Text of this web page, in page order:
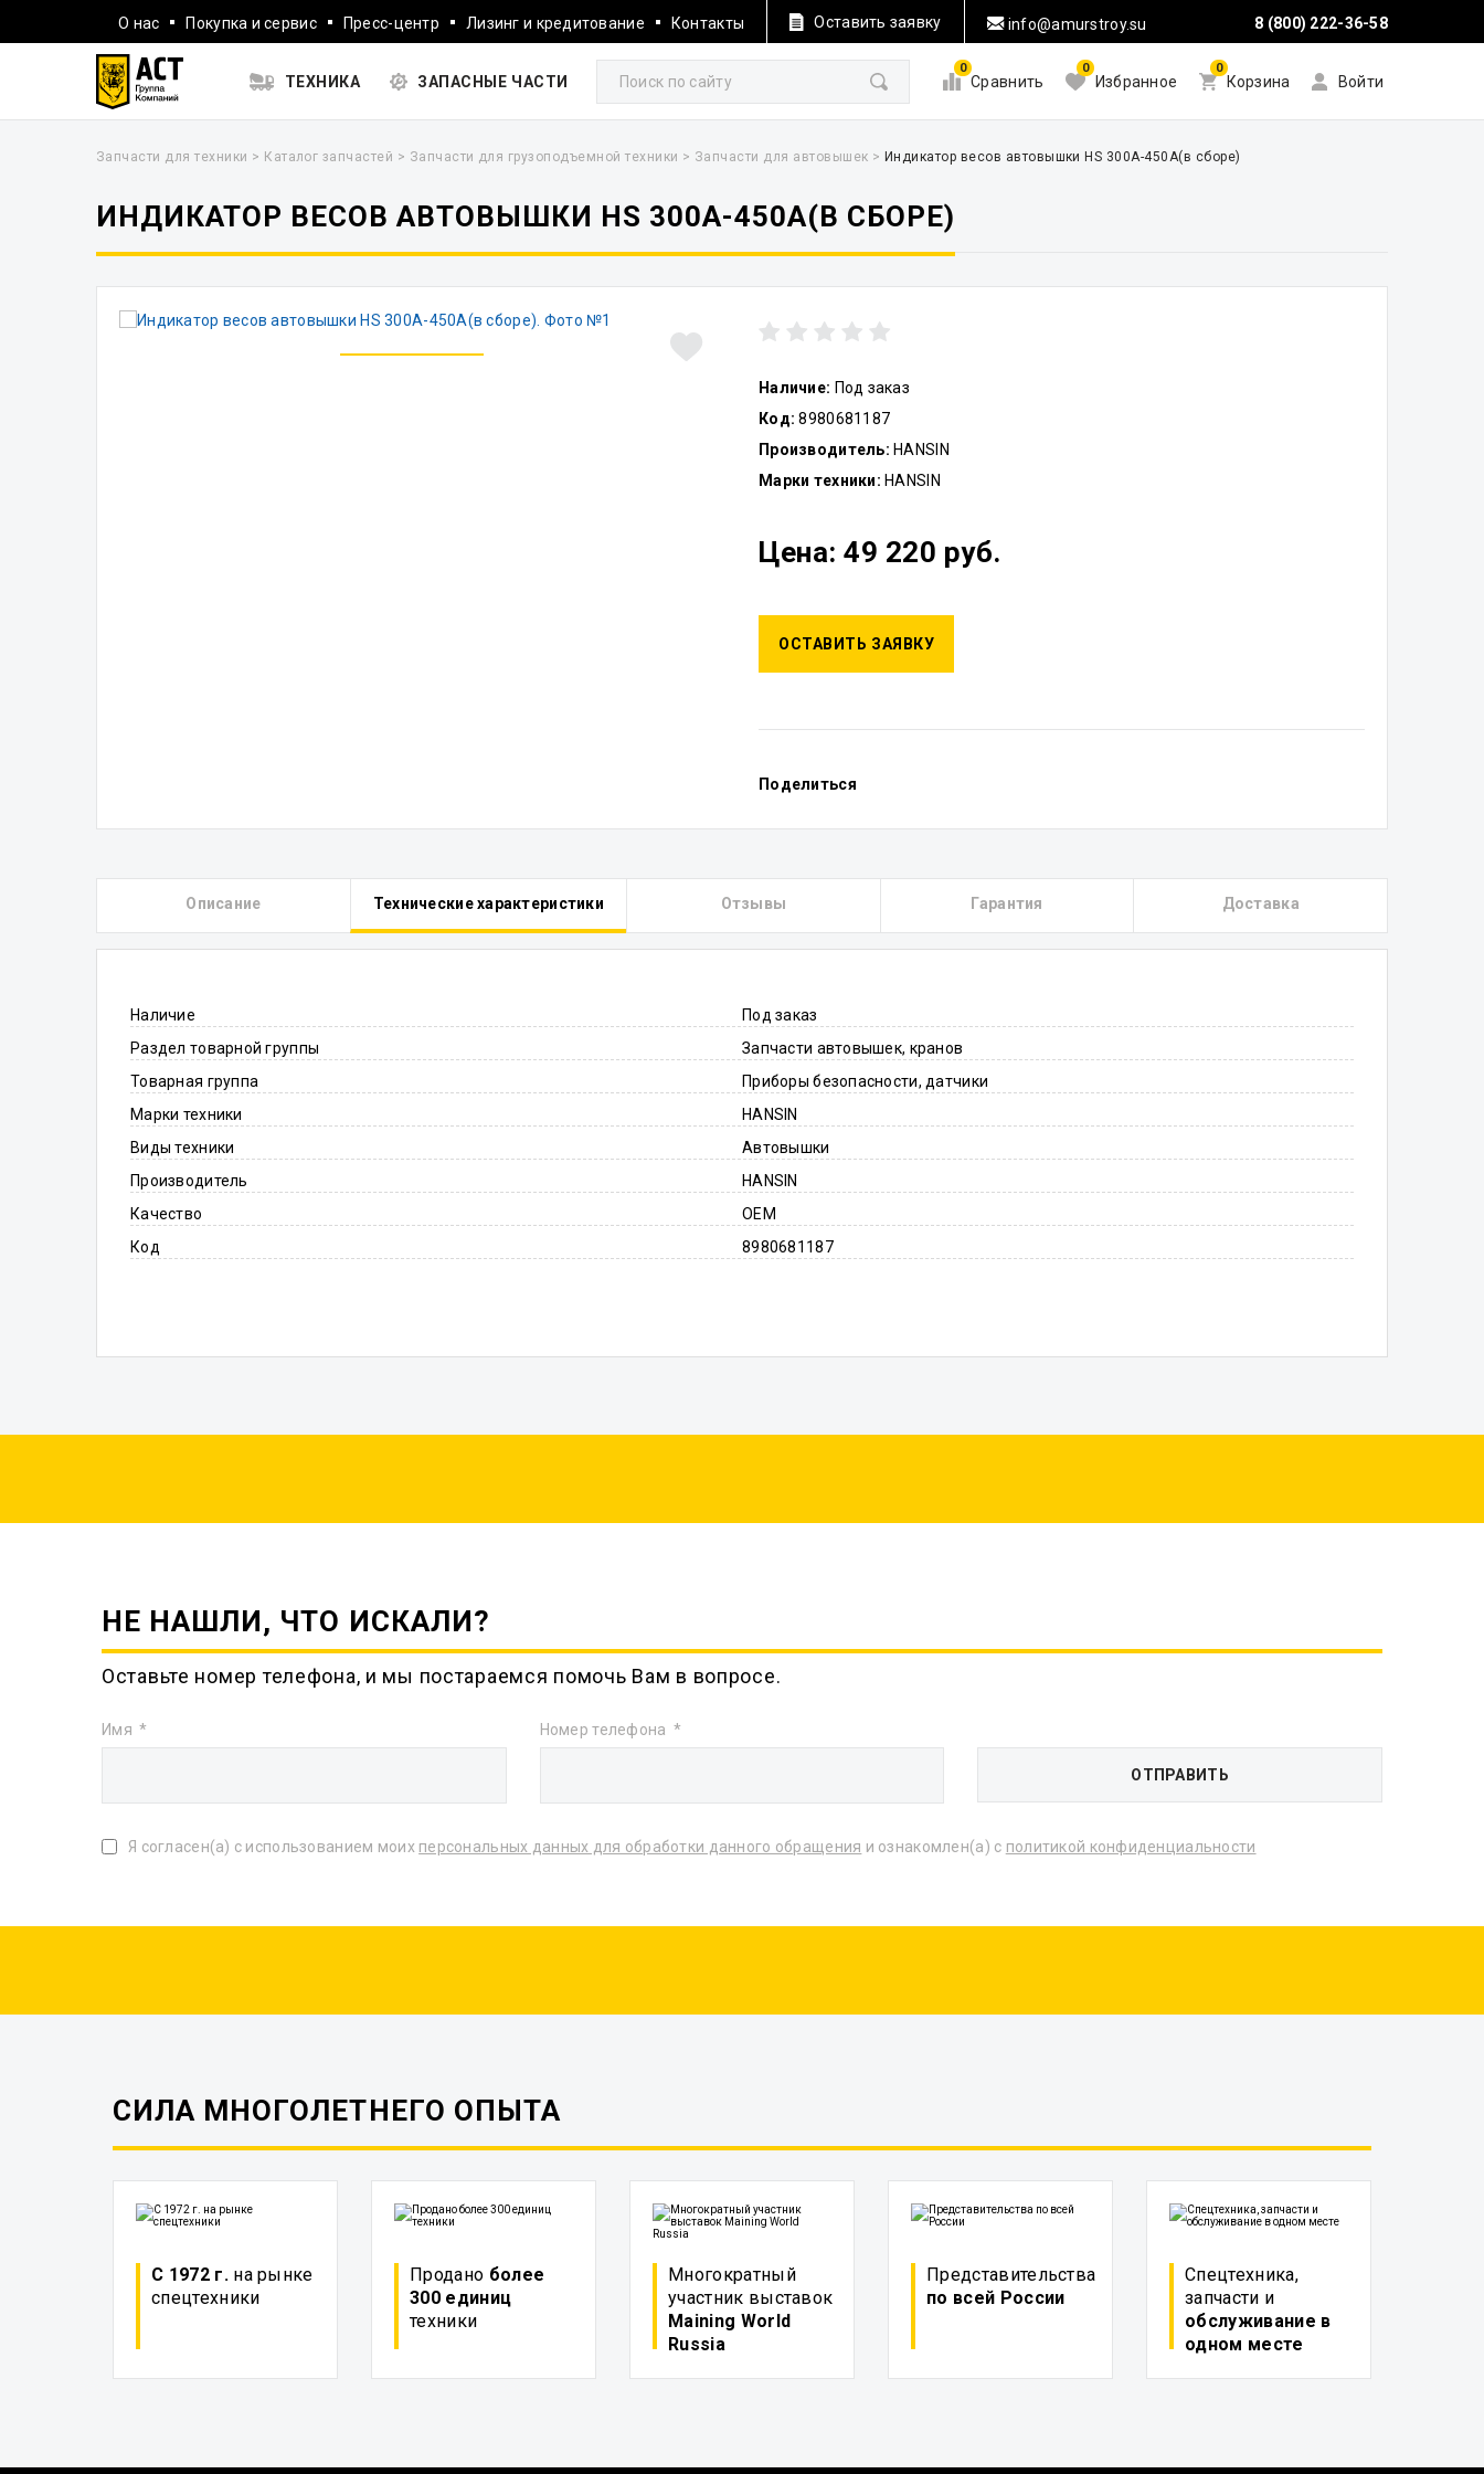
О нас Покупка и сервис Пресс-центр Лизинг и кредитование Контакты Оставить заявку info@amurstroy.su 8 (800) 222-36-58
ТЕХНИКА ЗАПАСНЫЕ ЧАСТИ
0
Сравнить
0
Избранное
0
Корзина Войти
Запчасти для техники > Каталог запчастей > Запчасти для грузоподъемной техники > Запчасти для автовышек > Индикатор весов автовышки HS 300A-450A(в сборе)
ИНДИКАТОР ВЕСОВ АВТОВЫШКИ HS 300A-450A(В СБОРЕ)
Наличие: Под заказ
Код: 8980681187
Производитель: HANSIN
Марки техники: HANSIN
Цена: 49 220 руб.
ОСТАВИТЬ ЗАЯВКУ
Поделиться
Описание Технические характеристики Отзывы Гарантия Доставка
Наличие
Под заказ
Раздел товарной группы
Запчасти автовышек, кранов
Товарная группа
Приборы безопасности, датчики
Марки техники
HANSIN
Виды техники
Автовышки
Производитель
HANSIN
Качество
OEM
Код
8980681187
НЕ НАШЛИ, ЧТО ИСКАЛИ?
Оставьте номер телефона, и мы постараемся помочь Вам в вопросе.
Имя Номер телефона
Я согласен(а) с использованием моих персональных данных для обработки данного обращения и ознакомлен(а) с политикой конфиденциальности
СИЛА МНОГОЛЕТНЕГО ОПЫТА
С 1972 г.на рынке
спецтехники
Продано более
300 единиц
техники
Многократный
участник выставок
Maining World
Russia
Представительства
по всей России
Спецтехника,
запчасти и
обслуживание в
одном месте